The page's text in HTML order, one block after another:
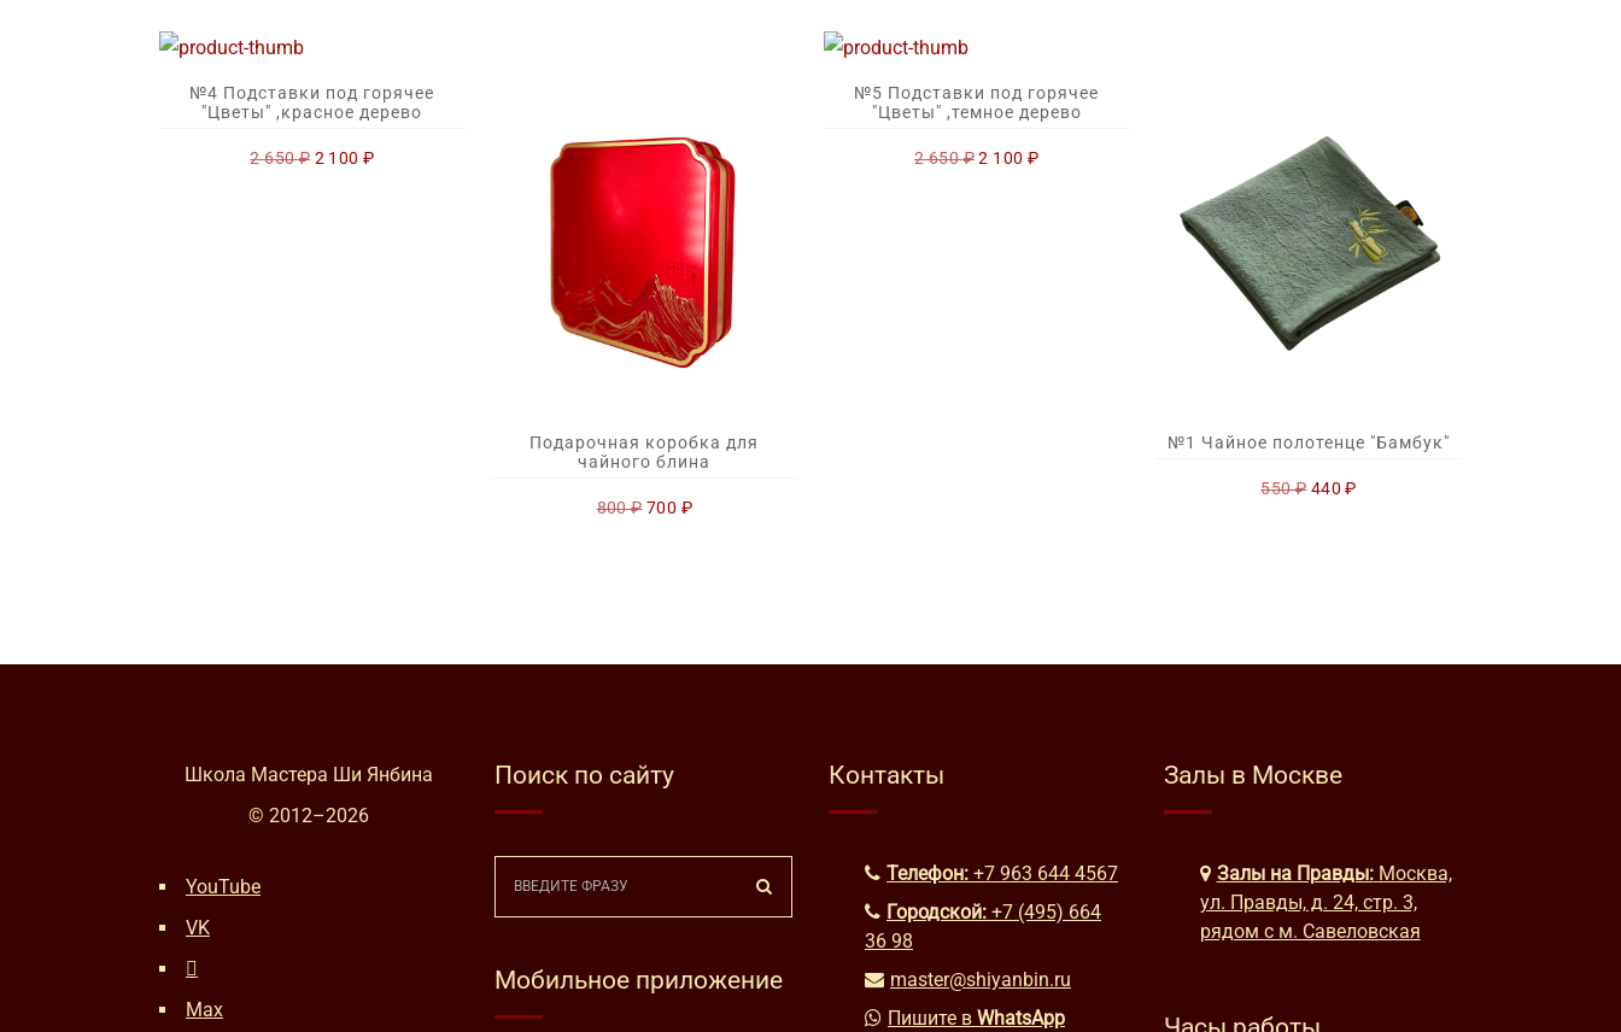
№4 Подставки под горячее
"Цветы" ,красное дерево
2 650₽ Первоначальная
2 100 ₽Текущая
Подарочная коробка для
чайного блина
800₽ Первоначальная
700 ₽Текущая
№5 Подставки под горячее
"Цветы" ,темное дерево
2 650₽Первоначальная
2 100 ₽Текущая
№1 Чайное полотенце "Бамбук"
550₽ Первоначальная
440₽Текущая
Школа Мастера Ши Янбина
© 2012–2026
YouTube
VK
Max
Поиск по сайту
Мобильное приложение
Контакты
Телефон: +7 963 644 4567
Городской: +7 (495) 664
36 98
master@shiyanbin.ru
Пишите в WhatsApp
Залы в Москве
Залы на Правды: Москва,
ул. Правды, д. 24, стр. 3,
рядом с м. Савеловская